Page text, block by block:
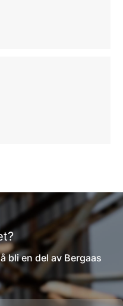
bli en del av Bergaas